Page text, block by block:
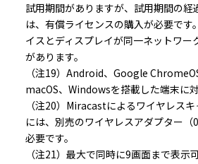
試用期間がありますが、試用期間の経
は、有償ライセンスの購入が必要です
イスとディスプレイが同一ネットワー
があります。
（注19）Android、Google
macOS、Windowsを搭載した端末に対
（注20）Miracastによるワイヤレス
には、別売のワイヤレスアダプター（
必要です。
（注21）最大で同時に9画面まで表示